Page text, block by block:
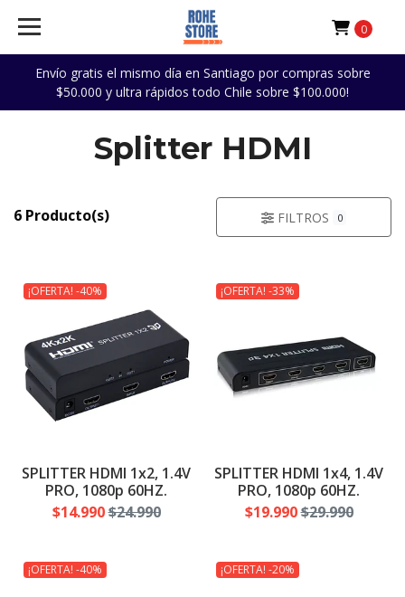
Envío gratis el mismo día en Santiago por compras sobre
$50.000 y ultra rápidos todo Chile sobre $100.000!
0
Splitter HDMI
6 Producto(s) FILTROS 0
¡OFERTA! -40%
SPLITTER HDMI 1x2, 1.4V
PRO, 1080p 60HZ.
$14.990$24.990
¡OFERTA! -33%
SPLITTER HDMI 1x4, 1.4V
PRO, 1080p 60HZ.
$19.990$29.990
¡OFERTA! -40% ¡OFERTA! -20%